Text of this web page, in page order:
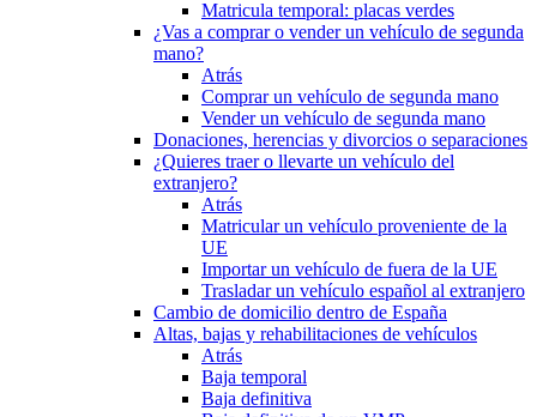
Matricula temporal: placas verdes
¿Vas a comprar o vender un vehículo de segunda
mano?
Atrás
Comprar un vehículo de segunda mano
Vender un vehículo de segunda mano
Donaciones, herencias y divorcios o separaciones
¿Quieres traer o llevarte un vehículo del
extranjero?
Atrás
Matricular un vehículo proveniente de la
UE
Importar un vehículo de fuera de la UE
Trasladar un vehículo español al extranjero
Cambio de domicilio dentro de España
Altas, bajas y rehabilitaciones de vehículos
Atrás
Baja temporal
Baja definitiva